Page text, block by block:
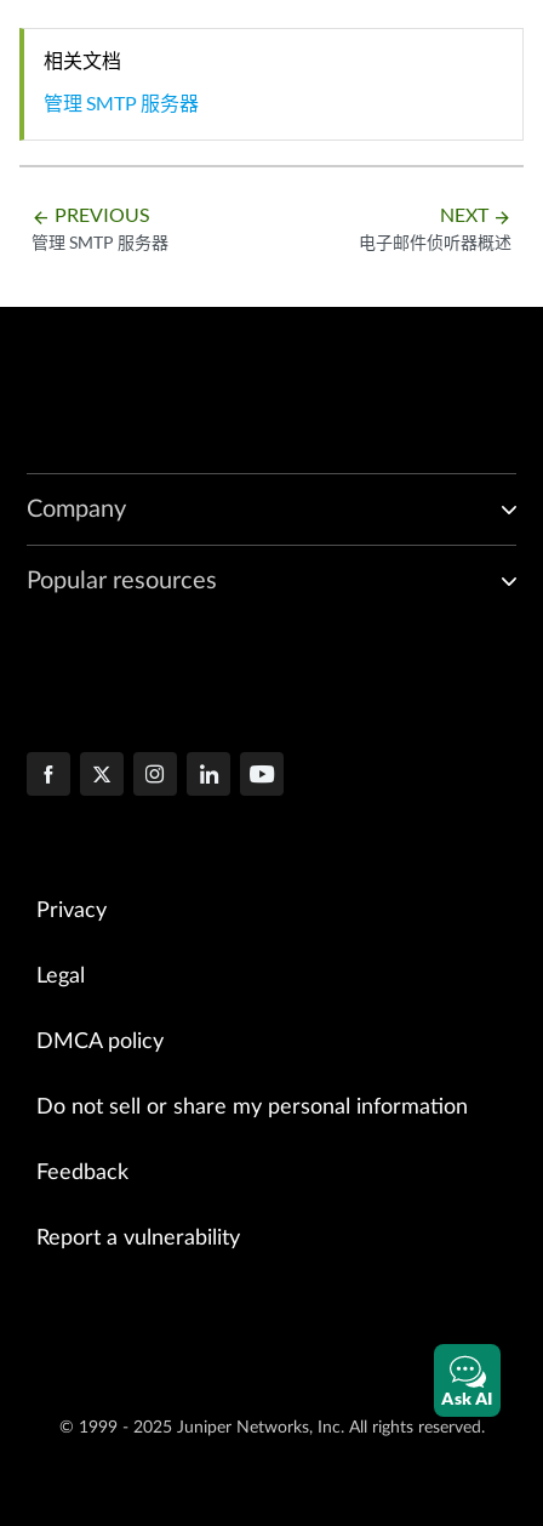
相关文档
管理 SMTP 服务器
arrow_backward PREVIOUS
管理 SMTP 服务器
NEXT arrow_forward
电子邮件侦听器概述
Company
Popular resources
Privacy
Legal
DMCA policy
Do not sell or share my personal information
Feedback
Report a vulnerability
© 1999 - 2025 Juniper Networks, Inc. All rights reserved.
Ask AI